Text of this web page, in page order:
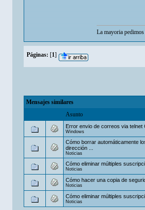
La mayoria pedimos
Páginas: [1]
Mensajes similares
Asunto
Error envio de correos via
Windows
Cómo borrar automáticamente
dirección ...
Noticias
Cómo eliminar múltiples
Noticias
Cómo hacer una copia de
Noticias
Cómo eliminar múltiples
Noticias